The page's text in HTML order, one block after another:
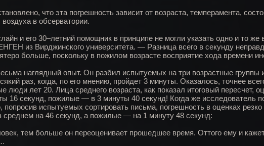
что эта погрешность зависит от возраста, темперамента,
в обсерватории.
и его 30–летний помощник в принципе не могли указать одно и то
из Вирджинского университета. — Разница всего в секунду
больше, поскольку в пожилом возрасте восприятие хода времени
наглядный опыт. Он разбил испытуемых на три возрастные группы
раз, когда, по его мнению, пройдет 3 минуты. Оказалось, точнее
люди лет 20. Лица среднего возраста, как показал итоговый пересчет,
16 секунд, пожилые — в 3 минуты 40 секунд! Когда же исследователь
попросив испытуемых сортировать письма, погрешность в оценках
среднем на 46 секунд, а пожилые — на 1 минуту 48 секунд:
тем больше он переоценивает прошедшее время. Оттого ему и